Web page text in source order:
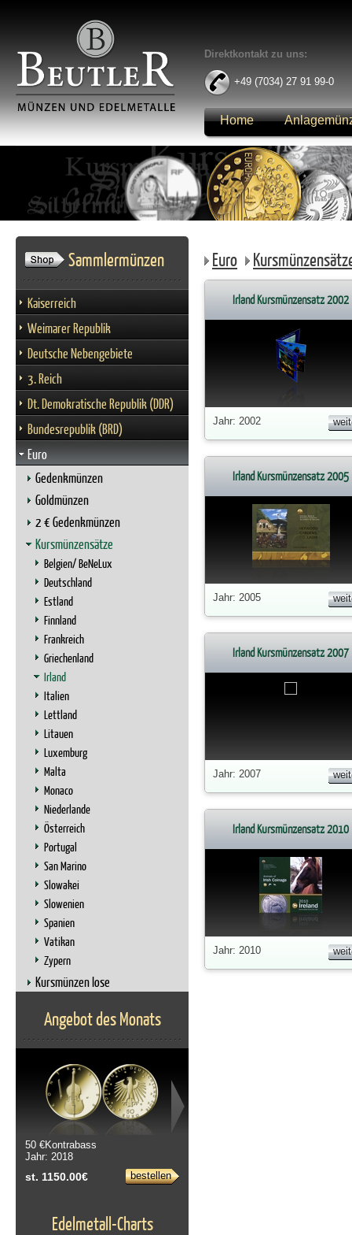
Direktkontakt zu uns:
+49 (7034) 27 91 99-0
Home
Anmelden
Sammlermünzen
Kaiserreich
Weimarer Republik
Deutsche Nebengebiete
3. Reich
Dt. Demokratische Republik (DDR)
Bundesrepublik (BRD)
Euro
Gedenkmünzen
Goldmünzen
2 € Gedenkmünzen
Kursmünzensätze
Belgien/ BeNeLux
Deutschland
Estland
Finnland
Frankreich
Griechenland
Irland
Italien
Lettland
Litauen
Luxemburg
Malta
Monaco
Niederlande
Österreich
Portugal
San Marino
Slowakei
Slowenien
Spanien
Vatikan
Zypern
Kursmünzen lose
Angebot des Monats
50 €Kontrabass
Jahr: 2018
st. 1150.00€ bestellen
Edelmetall-Charts
Euro
Irland Kursmünzensatz 2002
Jahr: 2002
Irland Kursmünzensatz 2005
Jahr: 2005
Irland Kursmünzensatz 2007
Jahr: 2007
Irland Kursmünzensatz 2010
Jahr: 2010